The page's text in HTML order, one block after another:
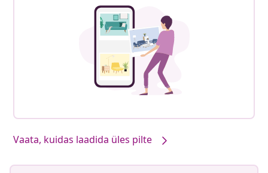
Vaata, kuidas laadida üles pilte